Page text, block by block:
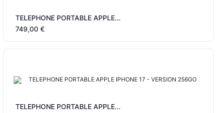
TELEPHONE PORTABLE APPLE...
749,00 €
TELEPHONE PORTABLE APPLE...